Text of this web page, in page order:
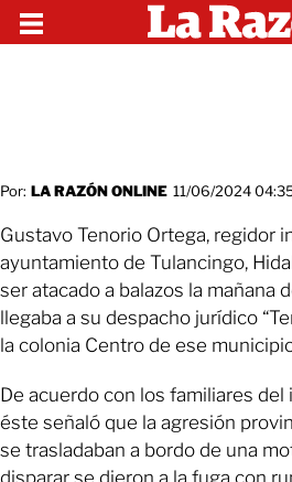
Por: LA RAZÓN ONLINE 11/06/2024
Gustavo Tenorio Ortega, regidor
ayuntamiento de Tulancingo,
ser atacado a balazos la mañana
llegaba a su despacho jurídico
la colonia Centro de ese
De acuerdo con los familiares
éste señaló que la agresión
se trasladaban a bordo de una
disparar se dieron a la fuga con